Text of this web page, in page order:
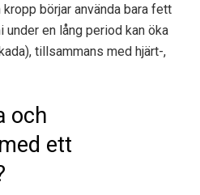
börjar använda bara fett
en lång period kan öka
tillsammans med hjärt-,
och
ett